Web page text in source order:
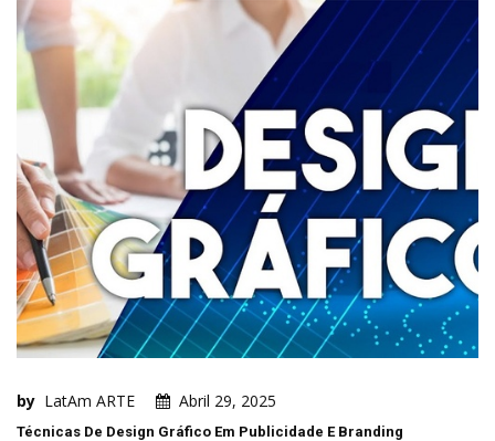
by LatAm ARTE Abril 29, 2025
Técnicas De Design Gráfico Em Publicidade E Branding